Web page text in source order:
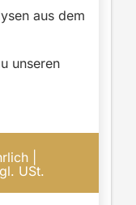
aus dem
unseren
|
USt.